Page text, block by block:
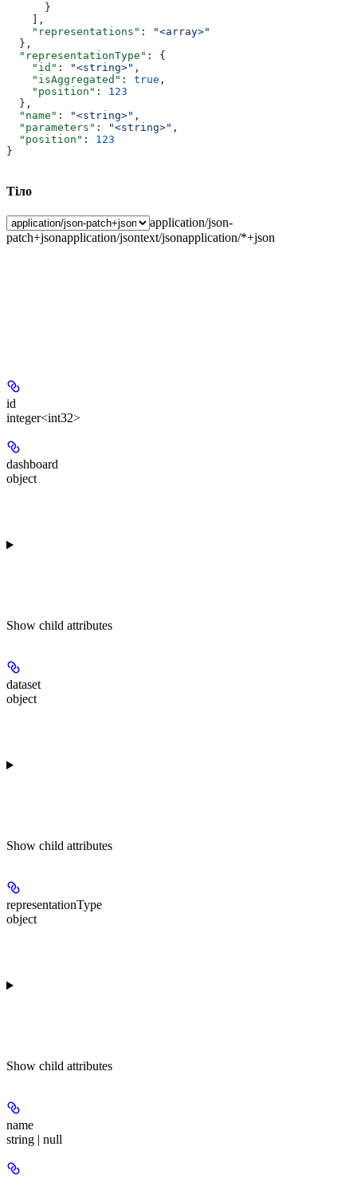
      }
    ],
    "representations"
:
"<array>"
  },
  "representationType"
: {
    "id"
: "<string>" ,
    "isAggregated"
: true ,
    "position"
: 123
  },
  "name"
: "<string>" ,
  "parameters"
: "<string>" ,
  "position"
: 123
}
Тіло
application/json-
patch+jsonapplication/jsontext/jsonapplication/*+json
id
integer<int32>
dashboard
object
Show child attributes
dataset
object
Show child attributes
representationType
object
Show child attributes
name
string | null